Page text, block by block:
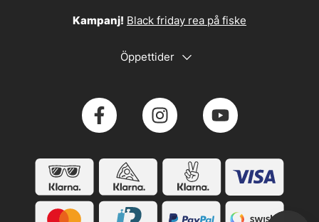
Kampanj! Black friday rea på fiske
Öppettider